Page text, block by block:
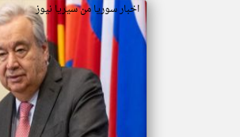
اخبار سوريا من سيريا نيوز